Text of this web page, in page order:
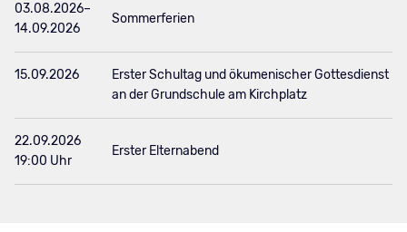
03.08.2026–
14.09.2026
Sommerferien
15.09.2026
Erster Schultag und ökumenischer Gottesdienst
an der Grundschule am Kirchplatz
22.09.2026
19:00 Uhr
Erster Elternabend